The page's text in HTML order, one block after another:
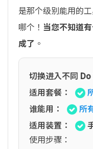
是那个级别能用的
哪个！ 当您不知道
成了 。
切换进入不同 Do
适用套餐：
谁能用：
所
适用装置：
使用步骤：